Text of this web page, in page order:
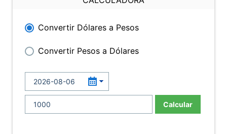
Convertir Dólares a Pesos
Convertir Pesos a Dólares
Calcular